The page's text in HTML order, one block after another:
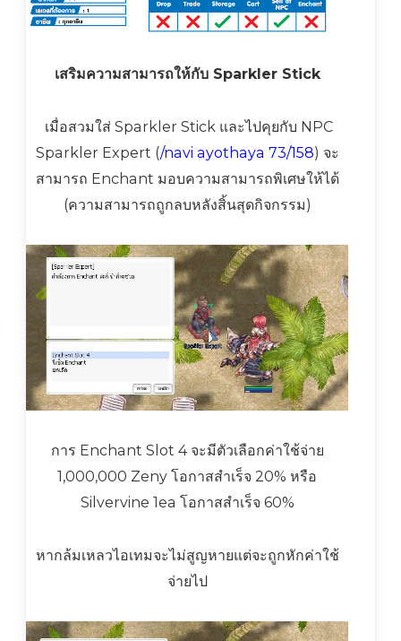
เสริมความสามารถให้กับ Sparkler Stick
เมื่อสวมใส่ Sparkler Stick และไปคุยกับ NPC
Sparkler Expert (/navi ayothaya 73/158) จะ
สามารถ Enchant มอบความสามารถพิเศษให้ได้
(ความสามารถถูกลบหลังสิ้นสุดกิจกรรม)
การ Enchant Slot 4 จะมีตัวเลือกค่าใช้จ่าย
1,000,000 Zeny โอกาสสำเร็จ 20% หรือ
Silvervine 1ea โอกาสสำเร็จ 60%
หากล้มเหลวไอเทมจะไม่สูญหายแต่จะถูกหักค่าใช้
จ่ายไป